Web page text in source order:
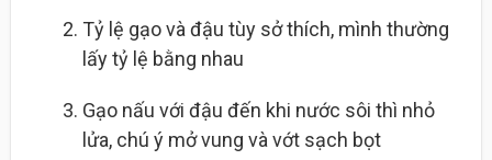
Tỷ lệ gạo và đậu tùy sở thích, mình thường
lấy tỷ lệ bằng nhau
Gạo nấu với đậu đến khi nước sôi thì nhỏ
lửa, chú ý mở vung và vớt sạch bọt